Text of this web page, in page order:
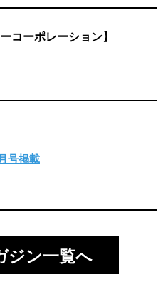
コーポレーション】
号掲載
ジン一覧へ